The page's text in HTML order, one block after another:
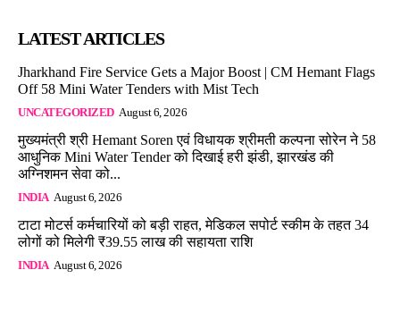
LATEST ARTICLES
Jharkhand Fire Service Gets a Major Boost | CM Hemant Flags
Off 58 Mini Water Tenders with Mist Tech
UNCATEGORIZED August 6, 2026
मुख्यमंत्री श्री Hemant Soren एवं विधायक श्रीमती कल्पना सोरेन ने 58
आधुनिक Mini Water Tender को दिखाई हरी झंडी, झारखंड की
अग्निशमन सेवा को...
INDIA August 6, 2026
टाटा मोटर्स कर्मचारियों को बड़ी राहत, मेडिकल सपोर्ट स्कीम के तहत 34
लोगों को मिलेगी ₹39.55 लाख की सहायता राशि
INDIA August 6, 2026